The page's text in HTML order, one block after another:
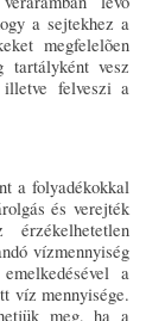
a sejtekhez a
megfelelõen
tartályként vesz
felveszi a
a folyadékokkal
és verejték
vízmennyiség
a
víz mennyisége.
meg, ha a